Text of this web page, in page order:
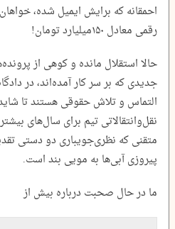
رقمی معادل ۱۵۰‌میلیارد تومان!
حالا استقلال مانده و کوهی از
التماس و تلاش حقوقی هستند تا
نقل‌وانتقالاتی تیم برای سال‌های
متقنی که نظری‌جویباری دو دستی
پیروزی آبی‌ها به مویی بند است.
ما در حال صحبت درباره بیش از